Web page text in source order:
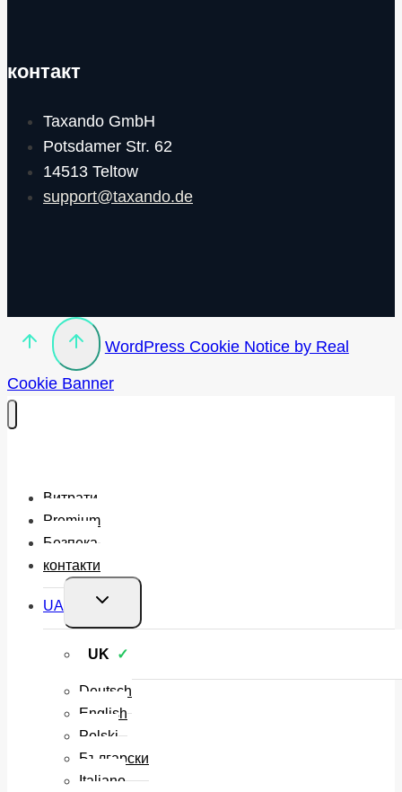
контакт
Taxando GmbH
Potsdamer Str. 62
14513 Teltow
support@taxando.de
WordPress Cookie Notice by Real
Cookie Banner
Витрати
Premium
Безпека
контакти
UA
Перемкнути
нащадка
UK
Deutsch
English
Polski
Български
Italiano